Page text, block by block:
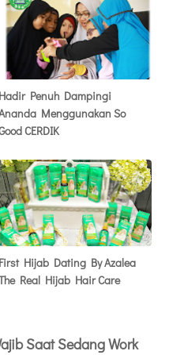
Hadir Penuh Dampingi
Menggunakan So
CERDIK
First Hijab Dating By Azalea
Real Hijab Hair Care
Saat Sedang Work